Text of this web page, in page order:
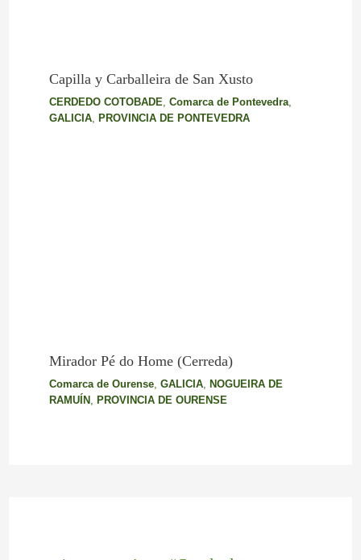
Capilla y Carballeira de San Xusto
CERDEDO COTOBADE Comarca de Pontevedra,
GALICIA, PROVINCIA DE PONTEVEDRA
Mirador Pé do Home (Cerreda)
Comarca de Ourense, GALICIA,
NOGUEIRA DE
RAMUÍN
PROVINCIA DE OURENSE